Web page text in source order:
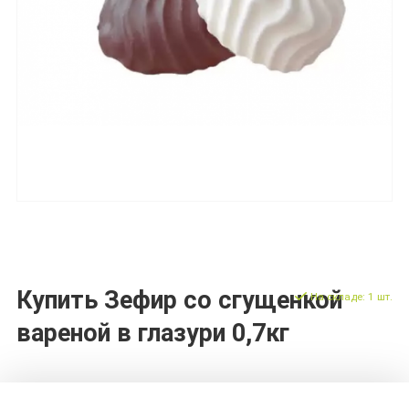
Купить Зефир со сгущенкой
вареной в глазури 0,7кг
На складе: 1 шт.